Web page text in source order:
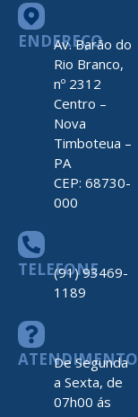
ENDEREÇO
Av. Barão do
Rio Branco,
nº 2312
Centro –
Nova
Timboteua –
PA
CEP: 68730-
000
TELEFONE
(91) 93469-
1189
ATENDIMENTO
De Segunda
a Sexta, de
07h00 ás